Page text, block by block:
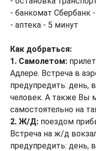
- банкомат Сбербанк
- аптека - 5 минут
Как добраться:
1. Самолетом:
Адлере. Встреча в
предупредить: день,
человек. А также Вы
самостоятельно на
2. Ж/Д: поездом
Встреча на ж/д
предупредить: день,